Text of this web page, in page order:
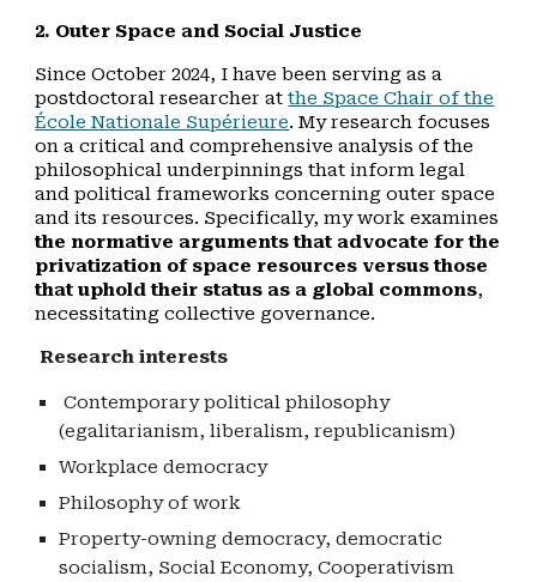
2. Outer Space and Social Justice
Since October 2024, I have been serving as a
postdoctoral researcher atthe Space Chair of the
École Nationale Supérieure. My research focuses
on a critical and comprehensive analysis of the
philosophical underpinnings that inform legal
and political frameworks concerning outer space
and its resources. Specifically, my work examines
the normative arguments that advocate for the
privatization of space resources versus those
that uphold their status as a global commons,
necessitating collective governance.
Research interests
Contemporary political philosophy
(egalitarianism, liberalism, republicanism)
Workplace democracy
Philosophy of work
Property-owning democracy, democratic
socialism, Social Economy, Cooperativism